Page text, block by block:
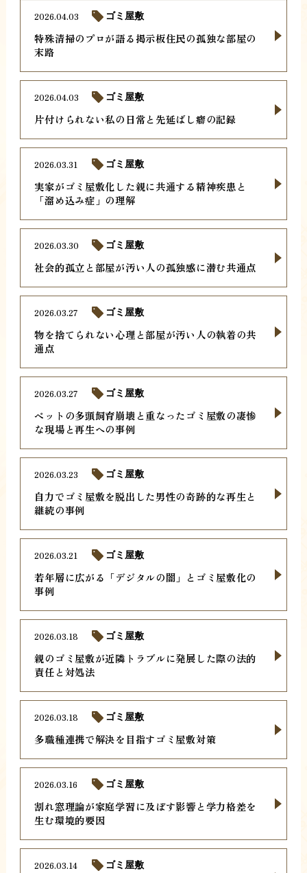
特殊清掃のプロが語る掲示板住民の孤独な部屋の
末路
2026.04.03 ゴミ屋敷
片付けられない私の日常と先延ばし癖の記録
2026.04.03 ゴミ屋敷
実家がゴミ屋敷化した親に共通する精神疾患と
「溜め込み症」の理解
2026.03.31 ゴミ屋敷
社会的孤立と部屋が汚い人の孤独感に潜む共通点
2026.03.30 ゴミ屋敷
物を捨てられない心理と部屋が汚い人の執着の共
通点
2026.03.27 ゴミ屋敷
ペットの多頭飼育崩壊と重なったゴミ屋敷の凄惨
な現場と再生への事例
2026.03.27 ゴミ屋敷
自力でゴミ屋敷を脱出した男性の奇跡的な再生と
継続の事例
2026.03.23 ゴミ屋敷
若年層に広がる「デジタルの闇」とゴミ屋敷化の
事例
2026.03.21 ゴミ屋敷
親のゴミ屋敷が近隣トラブルに発展した際の法的
責任と対処法
2026.03.18 ゴミ屋敷
多職種連携で解決を目指すゴミ屋敷対策
2026.03.18 ゴミ屋敷
割れ窓理論が家庭学習に及ぼす影響と学力格差を
生む環境的要因
2026.03.16 ゴミ屋敷
2026.03.14 ゴミ屋敷